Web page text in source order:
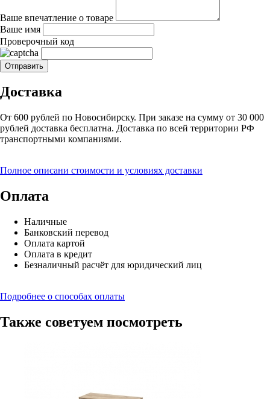
Ваше впечатление о товаре
Ваше имя
Проверочный код
Доставка
От 600 рублей по Новосибирску. При заказе на сумму от 30 000
рублей доставка бесплатна. Доставка по всей территории РФ
транспортными компаниями.
Полное описани стоимости и условиях доставки
Оплата
Наличные
Банковский перевод
Оплата картой
Оплата в кредит
Безналичный расчёт для юридический лиц
Подробнее о способах оплаты
Также советуем посмотреть